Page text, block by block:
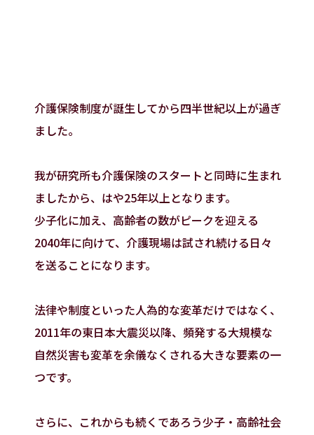
介護保険制度が誕生してから四半世紀以上が過ぎ
ました。
我が研究所も介護保険のスタートと同時に生まれ
ましたから、はや25年以上となります。
少子化に加え、高齢者の数がピークを迎える
2040年に向けて、介護現場は試され続ける日々
を送ることになります。
法律や制度といった人為的な変革だけではなく、
2011年の東日本大震災以降、頻発する大規模な
自然災害も変革を余儀なくされる大きな要素の一
つです。
さらに、これからも続くであろう少子・高齢社会